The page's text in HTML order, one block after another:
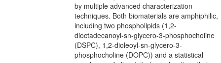
by multiple advanced characterization
techniques. Both biomaterials are amphiphilic,
including two phospholipids (1,2-
dioctadecanoyl-sn-glycero-3-phosphocholine
(DSPC), 1,2-dioleoyl-sn-glycero-3-
phosphocholine (DOPC)) and a statistical